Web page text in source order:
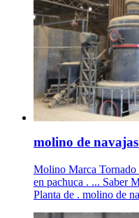
molino de
Molino Marca Tornado
en pachuca . ... Saber
Planta de . molino de